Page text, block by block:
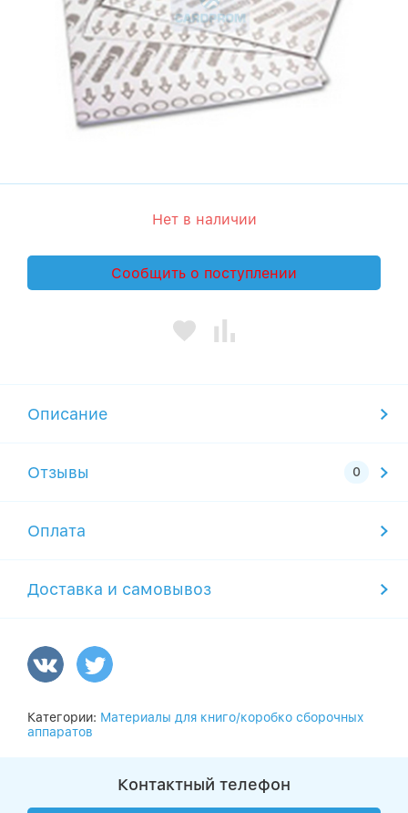
Нет в наличии
Сообщить о поступлении
Описание
Отзывы
Оплата
Доставка и самовывоз
Категории: Материалы для книго/коробко сборочных
аппаратов
Контактный телефон